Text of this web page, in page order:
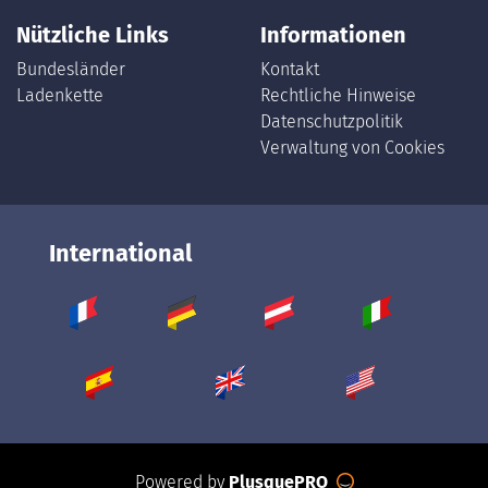
Nützliche Links
Bundesländer
Ladenkette
Informationen
Kontakt
Rechtliche Hinweise
Datenschutzpolitik
Verwaltung von Cookies
International
Powered by PlusquePRO